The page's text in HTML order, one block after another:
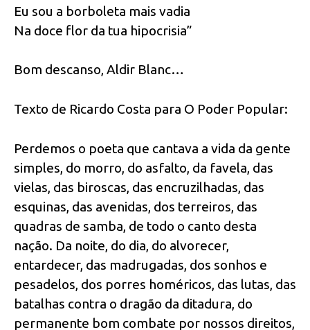
Eu sou a borboleta mais vadia
Na doce flor da tua hipocrisia”
Bom descanso, Aldir Blanc…
Texto de Ricardo Costa para O Poder Popular:
Perdemos o poeta que cantava a vida da gente
simples, do morro, do asfalto, da favela, das
vielas, das biroscas, das encruzilhadas, das
esquinas, das avenidas, dos terreiros, das
quadras de samba, de todo o canto desta
nação. Da noite, do dia, do alvorecer,
entardecer, das madrugadas, dos sonhos e
pesadelos, dos porres homéricos, das lutas, das
batalhas contra o dragão da ditadura, do
permanente bom combate por nossos direitos,